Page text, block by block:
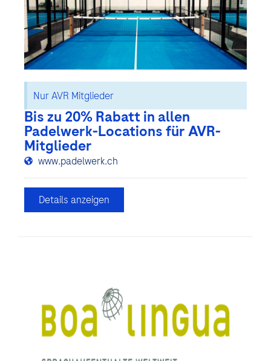
Nur AVR Mitglieder
Bis zu 20% Rabatt in allen
Padelwerk-Locations für AVR-
Mitglieder
www.padelwerk.ch
Details anzeigen